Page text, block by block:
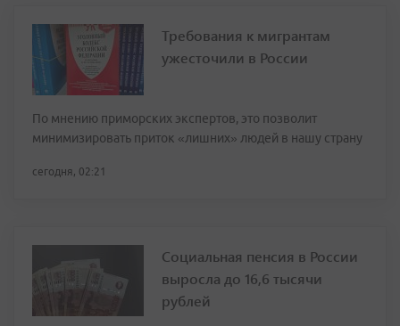
Требования к мигрантам
ужесточили в России
По мнению приморских экспертов, это позволит
минимизировать приток «лишних» людей в нашу страну
сегодня, 02:21
Социальная пенсия в России
выросла до 16,6 тысячи
рублей